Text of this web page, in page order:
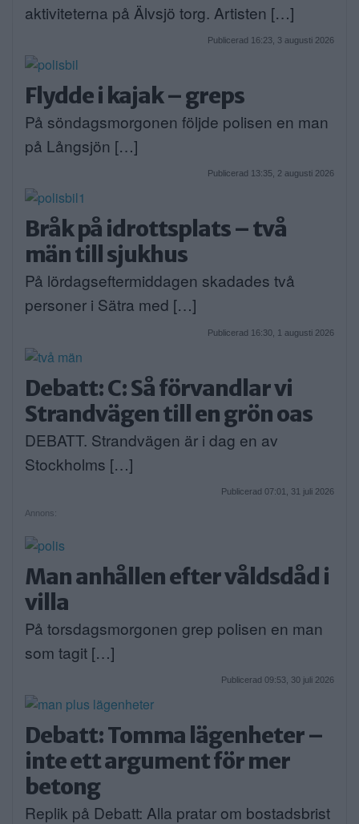
aktiviteterna på Älvsjö torg. Artisten […]
Publicerad 16:23, 3 augusti 2026
Flydde i kajak – greps
På söndagsmorgonen följde polisen en man
på Långsjön […]
Publicerad 13:35, 2 augusti 2026
Bråk på idrottsplats – två
män till sjukhus
På lördagseftermiddagen skadades två
personer i Sätra med […]
Publicerad 16:30, 1 augusti 2026
Debatt: C: Så förvandlar vi
Strandvägen till en grön oas
DEBATT. Strandvägen är i dag en av
Stockholms […]
Publicerad 07:01, 31 juli 2026
Annons:
Man anhållen efter våldsdåd i
villa
På torsdagsmorgonen grep polisen en man
som tagit […]
Publicerad 09:53, 30 juli 2026
Debatt: Tomma lägenheter –
inte ett argument för mer
betong
Replik på Debatt: Alla pratar om bostadsbrist